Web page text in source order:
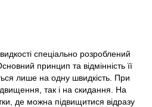
спеціально розроблений
принцип та відмінність її
лише на одну швидкість. При
так і на скидання. На
де можна підвищитися відразу